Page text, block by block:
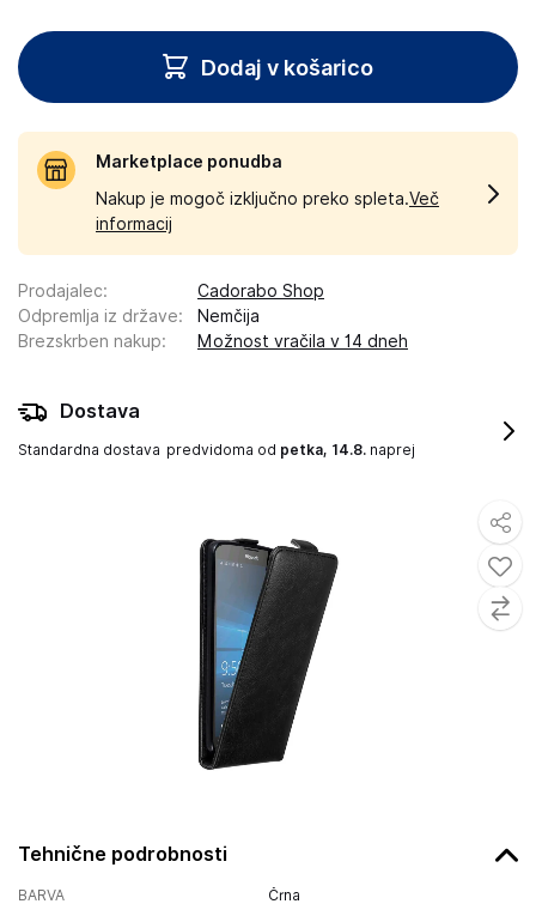
Tehnične podrobnosti
BARVA
Črna
Dodaj v košarico
Marketplace ponudba
Nakup je mogoč izključno preko spleta.Več
informacij
Prodajalec:
Cadorabo Shop
Odpremlja iz države:
Nemčija
Brezskrben nakup: Možnost vračila v 14 dneh
Dostava
Standardna dostava predvidoma od petka, 14.8. naprej